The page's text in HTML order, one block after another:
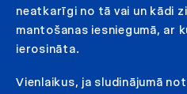
neatkarīgi no tā vai un kādi
mantošanas iesniegumā, ar
ierosināta.
Vienlaikus, ja sludinājumā